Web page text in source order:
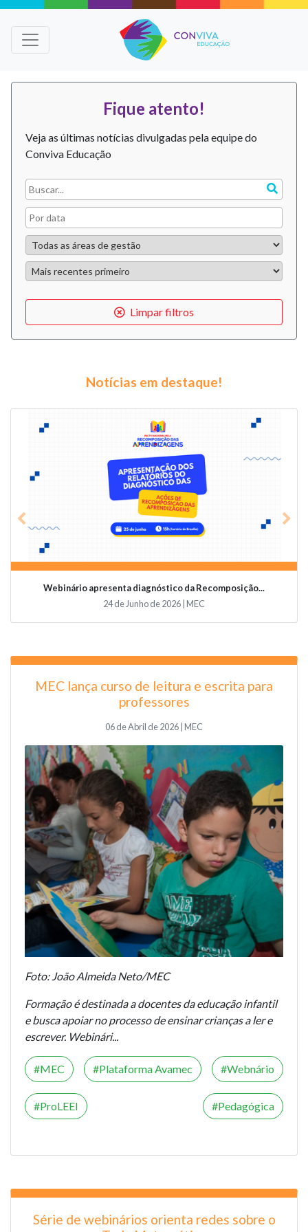
Fique atento!
Veja as últimas notícias divulgadas pela equipe do
Conviva Educação
Limpar filtros
Notícias em destaque!
Webinário apresenta diagnóstico da Recomposição...
24 de Junho de 2026 | MEC
Previous
MEC lança curso de leitura e escrita para
professores
06 de Abril de 2026 | MEC
Foto: João Almeida Neto/MEC
Formação é destinada a docentes da educação infantil
e busca apoiar no processo de ensinar crianças a ler e
escrever. Webinári...
MEC Plataforma Avamec Webnário
ProLEEI Pedagógica
Série de webinários orienta redes sobre o